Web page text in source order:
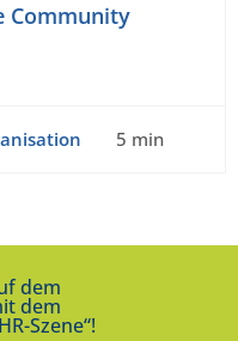
Community
5 min
dem
dem
Szene“!